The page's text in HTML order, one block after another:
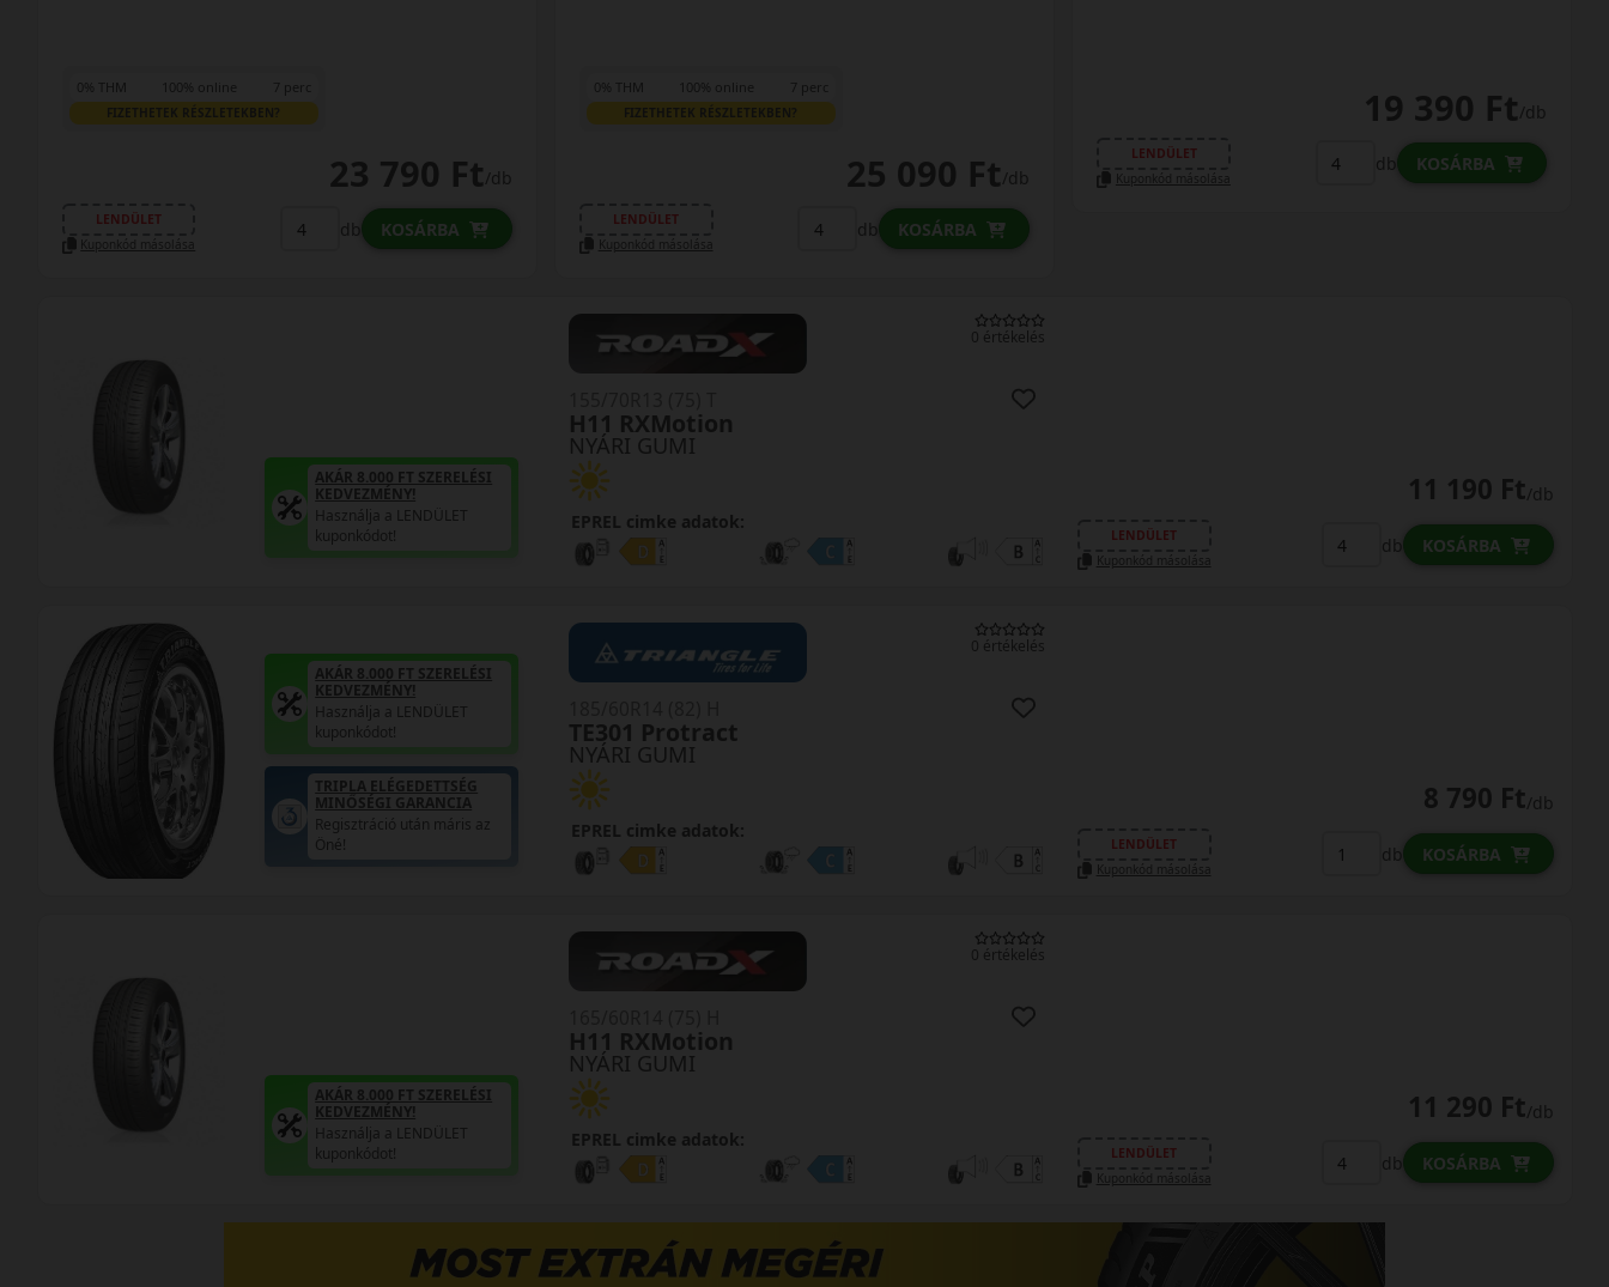
0% THM 100% online 7 perc
FIZETHETEK RÉSZLETEKBEN?
23 790 Ft/db
LENDÜLET
Kuponkód másolása
db KOSÁRBA
0% THM 100% online 7 perc
FIZETHETEK RÉSZLETEKBEN?
25 090 Ft/db
LENDÜLET
Kuponkód másolása
db KOSÁRBA
19 390 Ft/db
LENDÜLET
Kuponkód másolása
db KOSÁRBA
0 értékelés
NYÁRI GUMI
H11 RXMotion
EPREL cimke adatok:
AKÁR 8.000 FT SZERELÉSI
KEDVEZMÉNY!
Használja a LENDÜLET
kuponkódot!
11 190 Ft/db
LENDÜLET
Kuponkód másolása
db KOSÁRBA
0 értékelés
NYÁRI GUMI
TE301 Protract
EPREL cimke adatok:
AKÁR 8.000 FT SZERELÉSI
KEDVEZMÉNY!
Használja a LENDÜLET
kuponkódot!
TRIPLA ELÉGEDETTSÉG
MINŐSÉGI GARANCIA
Regisztráció után máris az
Öné!
8 790 Ft/db
LENDÜLET
Kuponkód másolása
db KOSÁRBA
0 értékelés
NYÁRI GUMI
H11 RXMotion
EPREL cimke adatok:
AKÁR 8.000 FT SZERELÉSI
KEDVEZMÉNY!
Használja a LENDÜLET
kuponkódot!
11 290 Ft/db
LENDÜLET
Kuponkód másolása
db KOSÁRBA